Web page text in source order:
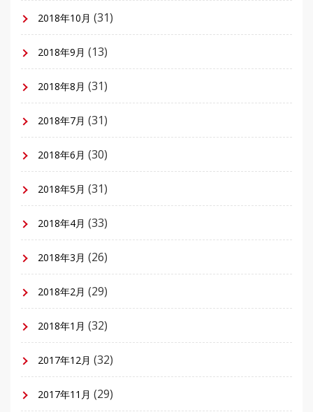
2018年10月 (31)
2018年9月 (13)
2018年8月 (31)
2018年7月 (31)
2018年6月 (30)
2018年5月 (31)
2018年4月 (33)
2018年3月 (26)
2018年2月 (29)
2018年1月 (32)
2017年12月 (32)
2017年11月 (29)